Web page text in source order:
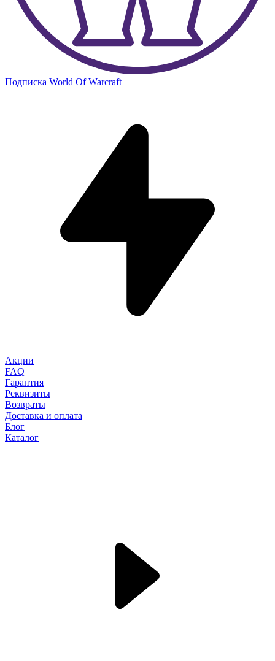
Подписка World Of Warcraft
Акции
FAQ
Гарантия
Реквизиты
Возвраты
Доставка и оплата
Блог
Каталог